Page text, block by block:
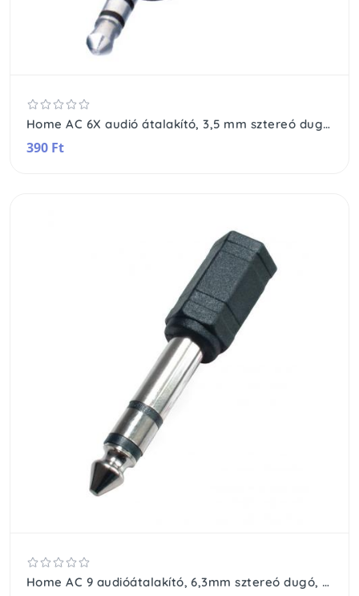
Home AC 6X audió átalakító, 3,5 mm sztereó dugó-2 x 6,3 mm sztereó alj
390 Ft
Home AC 9 audióátalakító, 6,3mm sztereó dugó, 3,5mm sztereó aljzat